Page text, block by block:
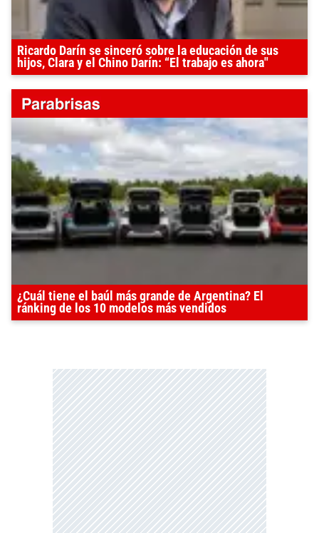
Ricardo Darín se sinceró sobre la educación de sus
hijos, Clara y el Chino Darín: “El trabajo es ahora"
¿Cuál tiene el baúl más grande de Argentina? El
ránking de los 10 modelos más vendidos